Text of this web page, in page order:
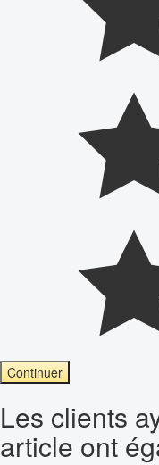
Continuer
Les clients
article ont